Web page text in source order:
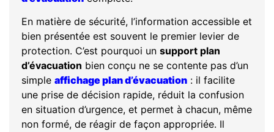
En matière de sécurité, l’information accessible et
bien présentée est souvent le premier levier de
protection. C’est pourquoi un support plan
d’évacuation bien conçu ne se contente pas d’un
simple affichage plan d’évacuation : il facilite
une prise de décision rapide, réduit la confusion
en situation d’urgence, et permet à chacun, même
non formé, de réagir de façon appropriée. Il